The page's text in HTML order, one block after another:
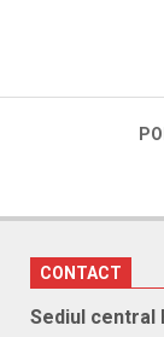
CONTACT
Sediul central